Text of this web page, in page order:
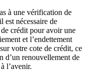
à une vérification de
nécessaire de
crédit pour avoir une
et l’endettement
votre cote de crédit, ce
d’un renouvellement de
l’avenir.